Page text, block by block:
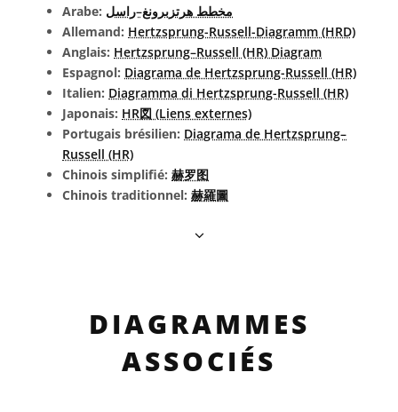
Arabe: مخطط هرتزبرونغ–راسل
Allemand: Hertzsprung-Russell-Diagramm (HRD)
Anglais: Hertzsprung–Russell (HR) Diagram
Espagnol: Diagrama de Hertzsprung-Russell (HR)
Italien: Diagramma di Hertzsprung-Russell (HR)
Japonais: HR図 (Liens externes)
Portugais brésilien: Diagrama de Hertzsprung–
Russell (HR)
Chinois simplifié: 赫罗图
Chinois traditionnel: 赫羅圖
DIAGRAMMES
ASSOCIÉS